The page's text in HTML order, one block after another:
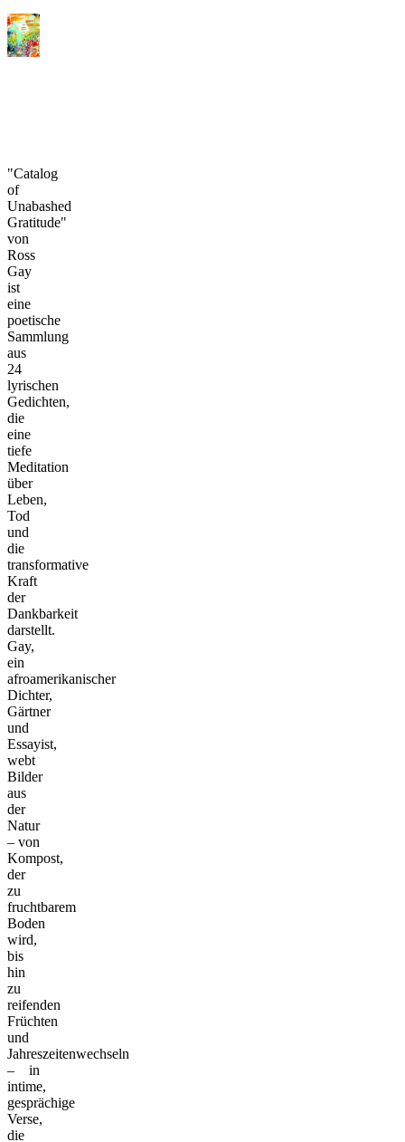
"Catalog
of
Unabashed
Gratitude"
von
Ross
Gay
ist
eine
poetische
Sammlung
aus
24
lyrischen
Gedichten,
die
eine
tiefe
Meditation
über
Leben,
Tod
und
die
transformative
Kraft
der
Dankbarkeit
darstellt.
Gay,
ein
afroamerikanischer
Dichter,
Gärtner
und
Essayist,
webt
Bilder
aus
der
Natur
– von
Kompost,
der
zu
fruchtbarem
Boden
wird,
bis
hin
zu
reifenden
Früchten
und
Jahreszeitenwechseln
– in
intime,
gesprächige
Verse,
die